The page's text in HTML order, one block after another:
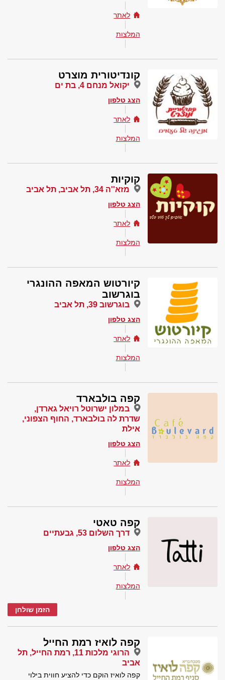
לאתר
המלצות
קונדיטורית מוצרט
יקואל מנחם 4, בת ים
הצג טלפון
לאתר
המלצות
קוקיות
מזא''ה 34, תל אביב, תל אביב
הצג טלפון
לאתר
המלצות
קיורטוש המאפה ההונגרי
בוגרשוב
בוגרשוב 39, תל אביב
הצג טלפון
לאתר
המלצות
קפה בולבארד
במלון ישרוטל רויאל גארדן,
שדרת לה בולבארד, החוף הצפוני,
אילת
הצג טלפון
לאתר
המלצות
קפה טאטי
דרך השלום 53, גבעתיים
הצג טלפון
לאתר
המלצות
הזמן שולחן
קפה לואיז רמת החייל
הרוגי מלכות 11, רמת החייל, תל
אביב
קפה לואיז הוקם כדי להציע חווית בילוי